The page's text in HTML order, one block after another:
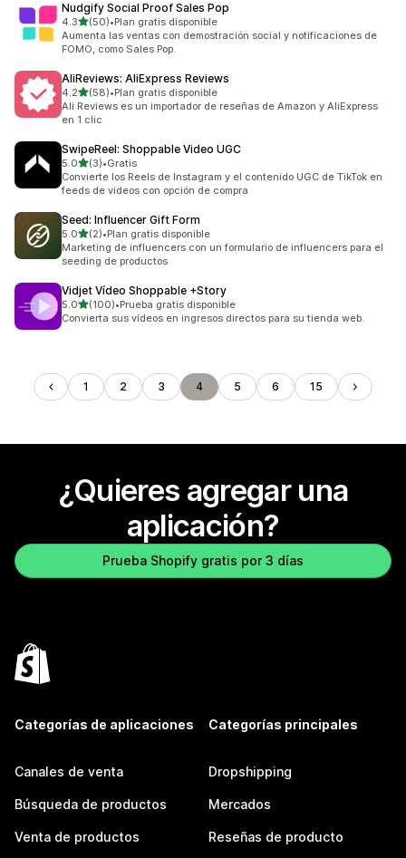
Nudgify Social Proof Sales Pop
4.3de 5 estrellas
(50)
50 reseñas en total
•Plan gratis disponible
Aumenta las ventas con demostración social y notificaciones de
FOMO, como Sales Pop.
AliReviews: AliExpress Reviews
4.2de 5 estrellas
(58)
58 reseñas en total
•Plan gratis disponible
Ali Reviews es un importador de reseñas de Amazon y AliExpress
en 1 clic
SwipeReel: Shoppable Video UGC
5.0de 5 estrellas
(3)
3 reseñas en total
•Gratis
Convierte los Reels de Instagram y el contenido UGC de TikTok en
feeds de videos con opción de compra
Seed: Influencer Gift Form
5.0de 5 estrellas
(2)
2 reseñas en total
•Plan gratis disponible
Marketing de influencers con un formulario de influencers para el
seeding de productos
Vidjet Vídeo Shoppable +Story
5.0de 5 estrellas
(100)
100 reseñas en total
•Prueba gratis disponible
Convierta sus vídeos en ingresos directos para su tienda web.
1 2 3 4 5 6 15
¿Quieres agregar una
aplicación?
Prueba Shopify gratis por 3 días
Categorías de aplicaciones
Canales de venta
Búsqueda de productos
Venta de productos
Categorías principales
Dropshipping
Mercados
Reseñas de producto